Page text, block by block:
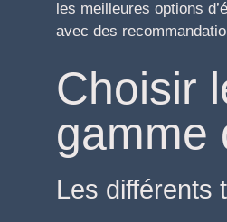
les meilleures options
avec des
Choisir
gamme
Les différents